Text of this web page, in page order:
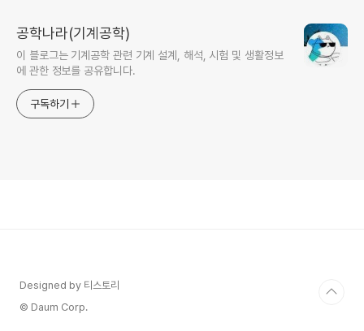
공학나라(기계공학)
이 블로그는 기계공학 관련 기계 설계, 해석, 시험 및 생활정보
에 관한 정보를 공유합니다.
구독하기
Designed by 티스토리
© Daum Corp.